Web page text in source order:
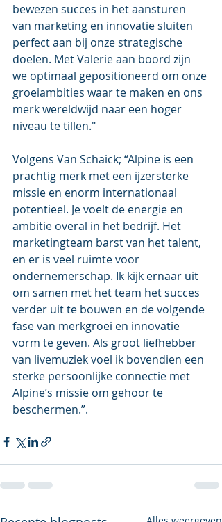
bewezen succes in het aansturen
van marketing en innovatie sluiten
perfect aan bij onze strategische
doelen. Met Valerie aan boord zijn
we optimaal gepositioneerd om onze
groeiambities waar te maken en ons
merk wereldwijd naar een hoger
niveau te tillen."
Volgens Van Schaick; “Alpine is een
prachtig merk met een ijzersterke
missie en enorm internationaal
potentieel. Je voelt de energie en
ambitie overal in het bedrijf. Het
marketingteam barst van het talent,
en er is veel ruimte voor
ondernemerschap. Ik kijk ernaar uit
om samen met het team het succes
verder uit te bouwen en de volgende
fase van merkgroei en innovatie
vorm te geven. Als groot liefhebber
van livemuziek voel ik bovendien een
sterke persoonlijke connectie met
Alpine’s missie om gehoor te
beschermen.”.